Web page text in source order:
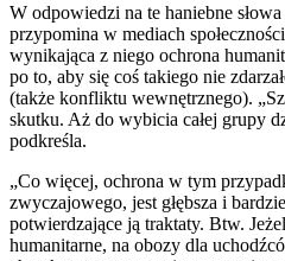
W odpowiedzi na te haniebne
przypomina w mediach
wynikająca z niego ochrona
po to, aby się coś takiego nie
(także konfliktu wewnętrznego).
skutku. Aż do wybicia całej grupy
podkreśla.
„Co więcej, ochrona w tym
zwyczajowego, jest głębsza i
potwierdzające ją traktaty. Btw.
humanitarne, na obozy dla